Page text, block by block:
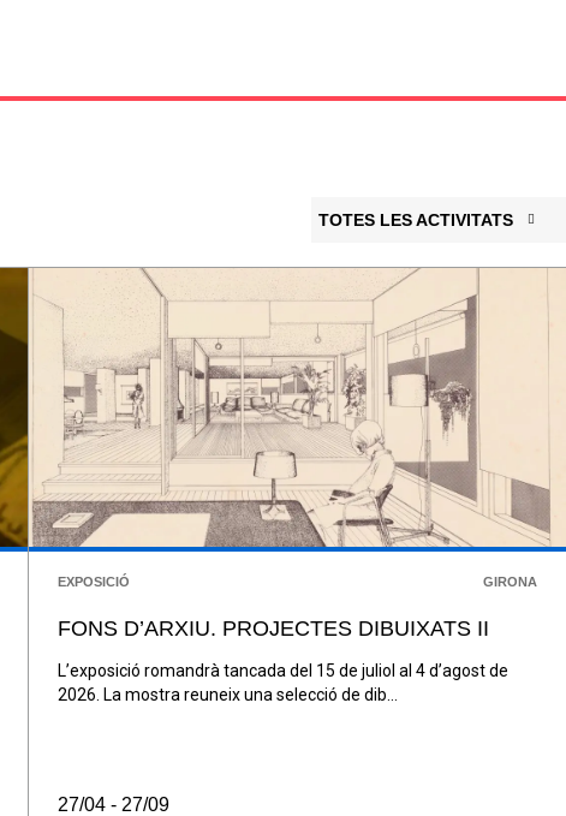
TOTES LES ACTIVITATS
EXPOSICIÓ GIRONA
FONS D’ARXIU. PROJECTES DIBUIXATS II
L’exposició romandrà tancada del 15 de juliol al 4 d’agost de
2026. La mostra reuneix una selecció de dib...
27/04 - 27/09